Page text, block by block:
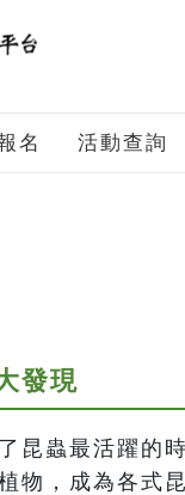
名 活動查詢
發現
昆蟲最活躍的
物，成為各式